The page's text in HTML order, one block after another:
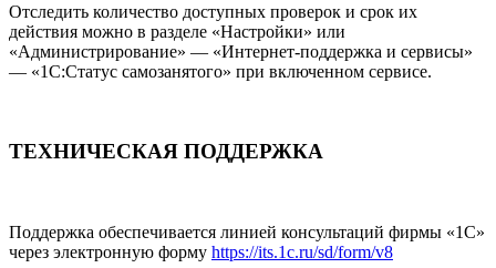
Отследить количество доступных проверок и срок их
действия можно в разделе «Настройки» или
«Администрирование» — «Интернет-поддержка и сервисы»
— «1С:Статус самозанятого» при включенном сервисе.
ТЕХНИЧЕСКАЯ ПОДДЕРЖКА
Поддержка обеспечивается линией консультаций фирмы «1С»
через электронную форму https://its.1c.ru/sd/form/v8